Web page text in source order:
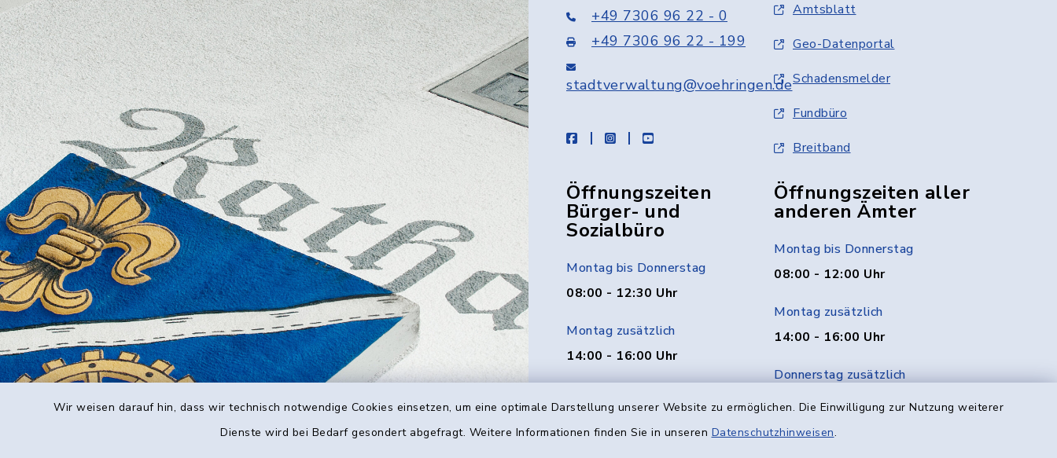
Wir weisen darauf hin, dass wir technisch notwendige Cookies einsetzen, um eine optimale Darstellung unserer Website zu ermöglichen. Die Einwilligung zur Nutzung weiterer
Dienste wird bei Bedarf gesondert abgefragt. Weitere Informationen finden Sie in unseren Datenschutzhinweisen.
+49 7306 96 22 - 0
+49 7306 96 22 - 199
stadtverwaltung@voehringen.de
facebookinstagramyoutube
Amtsblatt
Geo-Datenportal
Schadensmelder
Fundbüro
Breitband
Öffnungszeiten
Bürger- und
Sozialbüro
Montag bis Donnerstag
08:00 - 12:30 Uhr
Montag zusätzlich
14:00 - 16:00 Uhr
14:00 - 18:00 Uhr
Öffnungszeiten aller
anderen Ämter
Montag bis Donnerstag
08:00 - 12:00 Uhr
Montag zusätzlich
14:00 - 16:00 Uhr
Donnerstag zusätzlich
14:00 - 18:00 Uhr
Freitag